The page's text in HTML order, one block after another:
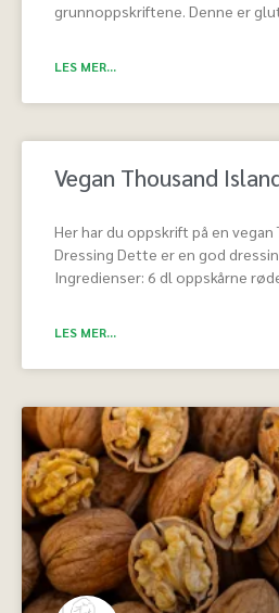
grunnoppskriftene. Denne er
LES MER...
Vegan Thousand
Her har du oppskrift på en vegan
Dressing Dette er en god
Ingredienser: 6 dl oppskårne
LES MER...